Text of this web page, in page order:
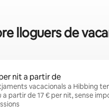
lloguers de
nit a partir de
vacacionals a Hibbing
a partir de 17 € per nit, sense